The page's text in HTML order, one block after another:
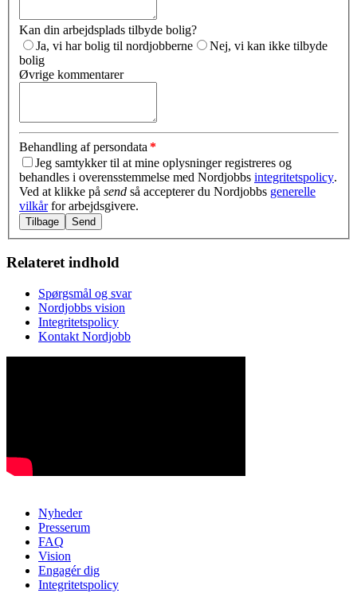
Kan din arbejdsplads tilbyde bolig?
Ja, vi har bolig til nordjobberne
Nej, vi kan ikke tilbyde
bolig
Øvrige kommentarer
Behandling af persondata *
Jeg samtykker til at mine oplysninger registreres og
behandles i overensstemmelse med Nordjobbs integritetspolicy.
Ved at klikke på send så accepterer du Nordjobbs generelle
vilkårfor arbejdsgivere.
Tilbage Send
Relateret indhold
Spørgsmål og svar
Nordjobbs vision
Integritetspolicy
Kontakt Nordjobb
Nyheder
Presserum
FAQ
Vision
Engagér dig
Integritetspolicy